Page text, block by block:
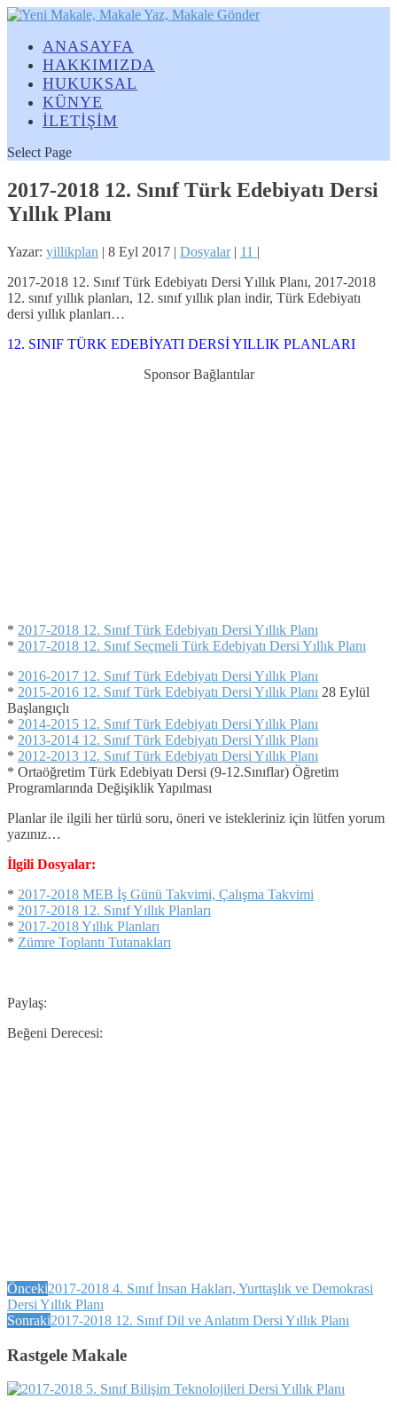
ANASAYFA
HAKKIMIZDA
HUKUKSAL
KÜNYE
İLETİŞİM
Select Page
2017-2018 12. Sınıf Türk Edebiyatı Dersi
Yıllık Planı
Yazar: yillikplan | 8 Eyl 2017 | Dosyalar| 11 |
2017-2018 12. Sınıf Türk Edebiyatı Dersi Yıllık Planı, 2017-2018
12. sınıf yıllık planları, 12. sınıf yıllık plan indir, Türk Edebiyatı
dersi yıllık planları…
12. SINIF TÜRK EDEBİYATI DERSİ YILLIK PLANLARI
Sponsor Bağlantılar
* 2017-2018 12. Sınıf Türk Edebiyatı Dersi Yıllık Planı
* 2017-2018 12. Sınıf Seçmeli Türk Edebiyatı Dersi Yıllık Planı
* 2016-2017 12. Sınıf Türk Edebiyatı Dersi Yıllık Planı
* 2015-2016 12. Sınıf Türk Edebiyatı Dersi Yıllık Planı 28 Eylül
Başlangıçlı
* 2014-2015 12. Sınıf Türk Edebiyatı Dersi Yıllık Planı
* 2013-2014 12. Sınıf Türk Edebiyatı Dersi Yıllık Planı
* 2012-2013 12. Sınıf Türk Edebiyatı Dersi Yıllık Planı
* Ortaöğretim Türk Edebiyatı Dersi (9-12.Sınıflar) Öğretim
Programlarında Değişiklik Yapılması
Planlar ile ilgili her türlü soru, öneri ve istekleriniz için lütfen yorum
yazınız…
İlgili Dosyalar:
* 2017-2018 MEB İş Günü Takvimi, Çalışma Takvimi
* 2017-2018 12. Sınıf Yıllık Planları
* 2017-2018 Yıllık Planları
* Zümre Toplantı Tutanakları
Paylaş:
Beğeni Derecesi:
Önceki2017-2018 4. Sınıf İnsan Hakları, Yurttaşlık ve Demokrasi
Dersi Yıllık Planı
Sonraki2017-2018 12. Sınıf Dil ve Anlatım Dersi Yıllık Planı
Rastgele Makale